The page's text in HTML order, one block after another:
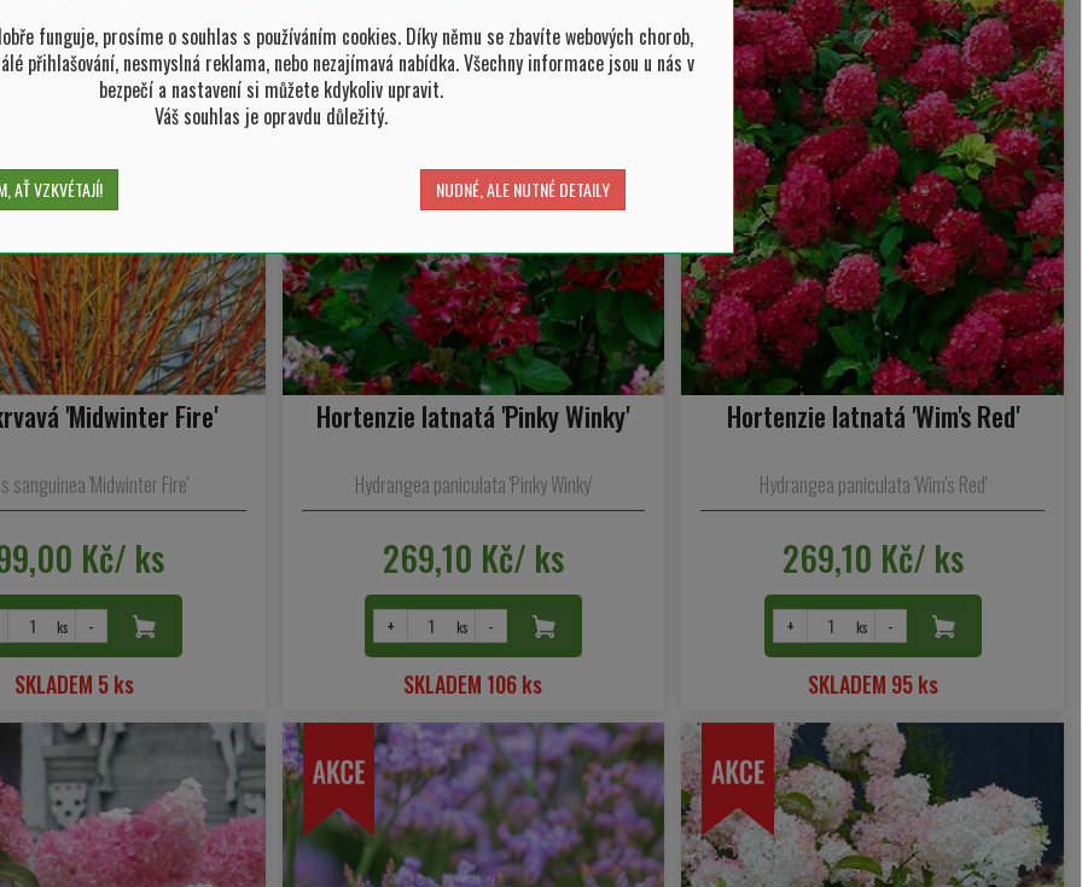
'Midwinter Fire'
sanguinea 'Midwinter Fire'
Kč/ ks
ks -
SKLADEM 5 ks
Hortenzie latnatá 'Pinky Winky'
Hydrangea paniculata 'Pinky Winky'
269,10 Kč/ ks
+ ks -
SKLADEM 106 ks
Hortenzie latnatá 'Wim's Red'
Hydrangea paniculata 'Wim's Red'
269,10 Kč/ ks
+ ks -
SKLADEM 95 ks
funguje, prosíme o souhlas s používáním cookies. Díky němu se zbavíte webových chorob,
přihlašování, nesmyslná reklama, nebo nezajímavá nabídka. Všechny informace jsou u nás v
bezpečí a nastavení si můžete kdykoliv upravit.
Váš souhlas je opravdu důležitý.
AŤ VZKVÉTAJÍ! NUDNÉ, ALE NUTNÉ DETAILY